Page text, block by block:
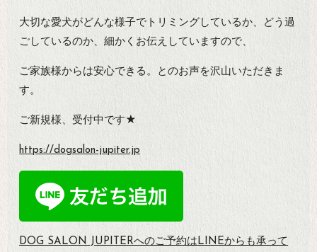
大切な愛犬がどんな様子でトリミングしているか、どう過
ごしているのか、細かくお伝えしていますので、
ご家族様からは安心できる。とのお声を沢山いただきま
す。
ご新規様、受付中です★
https://dogsalon-jupiter.jp
DOG SALON JUPITERへのご予約はLINEからも承って